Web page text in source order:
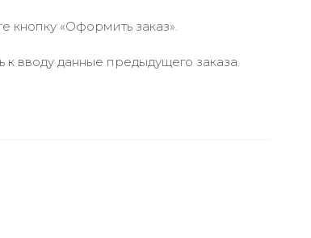
кнопку «Оформить заказ».
вводу данные предыдущего заказа.